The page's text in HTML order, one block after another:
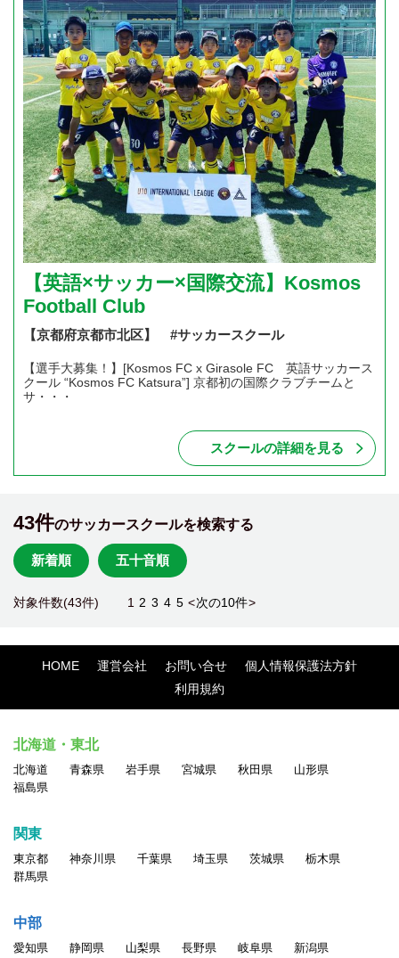
【英語×サッカー×国際交流】Kosmos
Football Club
【京都府京都市北区】 #サッカースクール
【選手大募集！】[Kosmos FC x Girasole FC 英語サッカース
クール “Kosmos FC Katsura”] 京都初の国際クラブチームと
サ・・・
スクールの詳細を見る
43件のサッカースクールを検索する
新着順 五十音順
対象件数(43件) 1 2 3 4 5 <次の10件>
HOME 運営会社 お問い合せ
個人情報保護法方針
利用規約
北海道・東北
北海道 青森県 岩手県 宮城県 秋田県
山形県
福島県
関東
東京都 神奈川県 千葉県 埼玉県 茨城県
栃木県
群馬県
中部
愛知県 静岡県 山梨県 長野県 岐阜県
新潟県